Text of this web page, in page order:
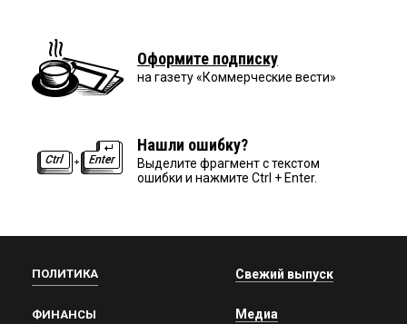
Оформите подписку
на газету «Коммерческие вести»
Нашли ошибку?
Выделите фрагмент с текстом
ошибки и нажмите Ctrl + Enter.
ПОЛИТИКА
ФИНАНСЫ
Свежий выпуск
Медиа